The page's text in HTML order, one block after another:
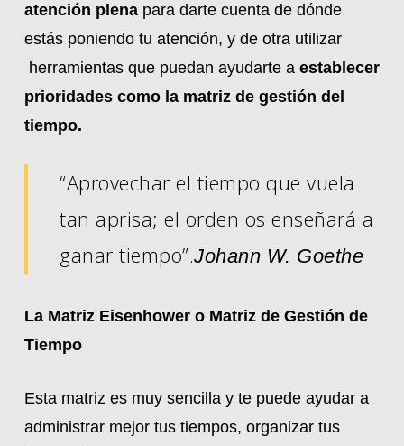
atención plenapara darte cuenta de dónde
estás poniendo tu atención, y de otra utilizar
herramientas que puedan ayudarte a establecer
prioridades como la matriz de gestión del
tiempo.
“Aprovechar el tiempo que vuela
tan aprisa; el orden os enseñará a
ganar tiempo”.Johann W. Goethe
La Matriz Eisenhower o Matriz de Gestión de
Tiempo
Esta matriz es muy sencilla y te puede ayudar a
administrar mejor tus tiempos, organizar tus